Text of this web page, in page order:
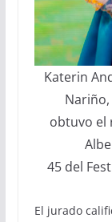
Katerin
obtuvo el
45 del
El jurado